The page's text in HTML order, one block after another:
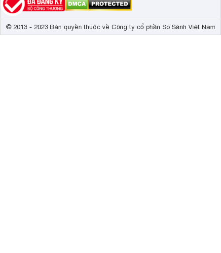
© 2013 - 2023 Bản quyền thuộc về Công ty cổ phần So Sánh Việt Nam